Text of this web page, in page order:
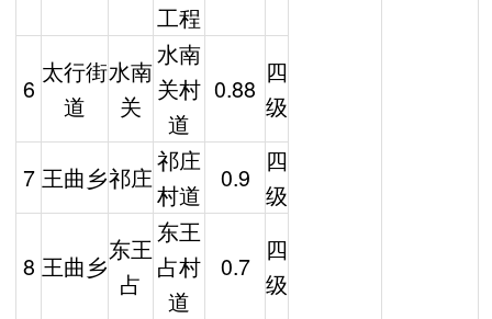
工程
6
太行街
道
水南
关
水南
关村
道
0.88
四
级
7 王曲乡祁庄
祁庄
村道
0.9
四
级
8 王曲乡
东王
占
东王
占村
道
0.7
四
级